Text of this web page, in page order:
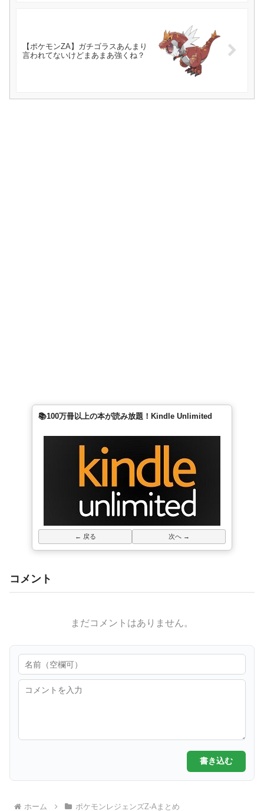
【ポケモンZA】ガチゴラスあんまり
言われてないけどまあまあ強くね？
📚100万冊以上の本が読み放題！Kindle Unlimited
← 戻る 次へ →
コメント
まだコメントはありません。
書き込む
ホーム ポケモンレジェンズZ-Aまとめ